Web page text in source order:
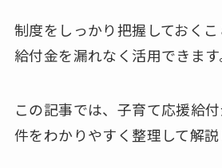
制度をしっかり把握しておく
給付金を漏れなく活用できます
この記事では、子育て応援給
件をわかりやすく整理して解説